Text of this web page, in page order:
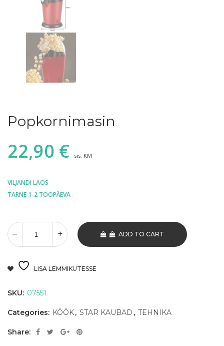
Popkornimasin
22,90 € sis. KM
VILJANDI LAOS
TARNE 1-2 TÖÖPÄEVA
ADD TO CART
LISA LEMMIKUTESSE
SKU: 07551
Categories: KÖÖK, STAR KAUBAD , TEHNIKA
Share: